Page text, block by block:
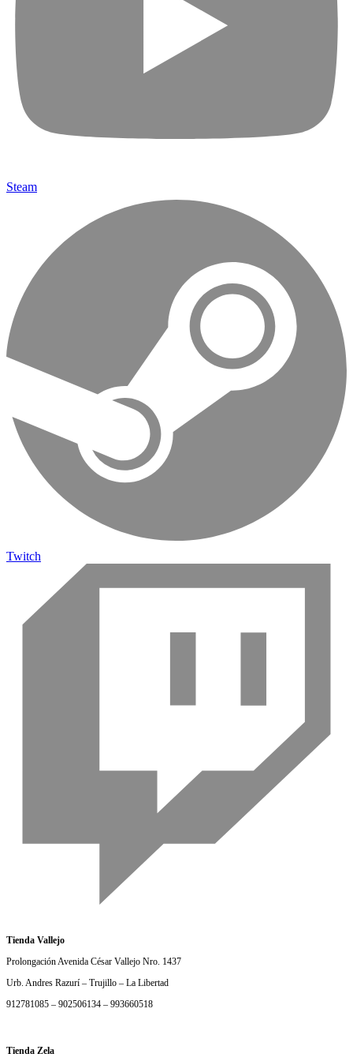
Steam
Twitch
Tienda Vallejo
Prolongación Avenida César Vallejo Nro. 1437
Urb. Andres Razurí – Trujillo – La Libertad
912781085 – 902506134 – 993660518
Tienda Zela